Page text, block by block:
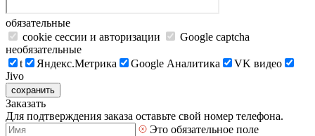
обязательные
cookie сессии и авторизации
Google captcha
необязательные
t
Яндекс.Метрика Google Аналитика
VK видео
Jivo
сохранить
Заказать
Для подтверждения заказа оставьте свой номер телефона.
Это обязательное поле